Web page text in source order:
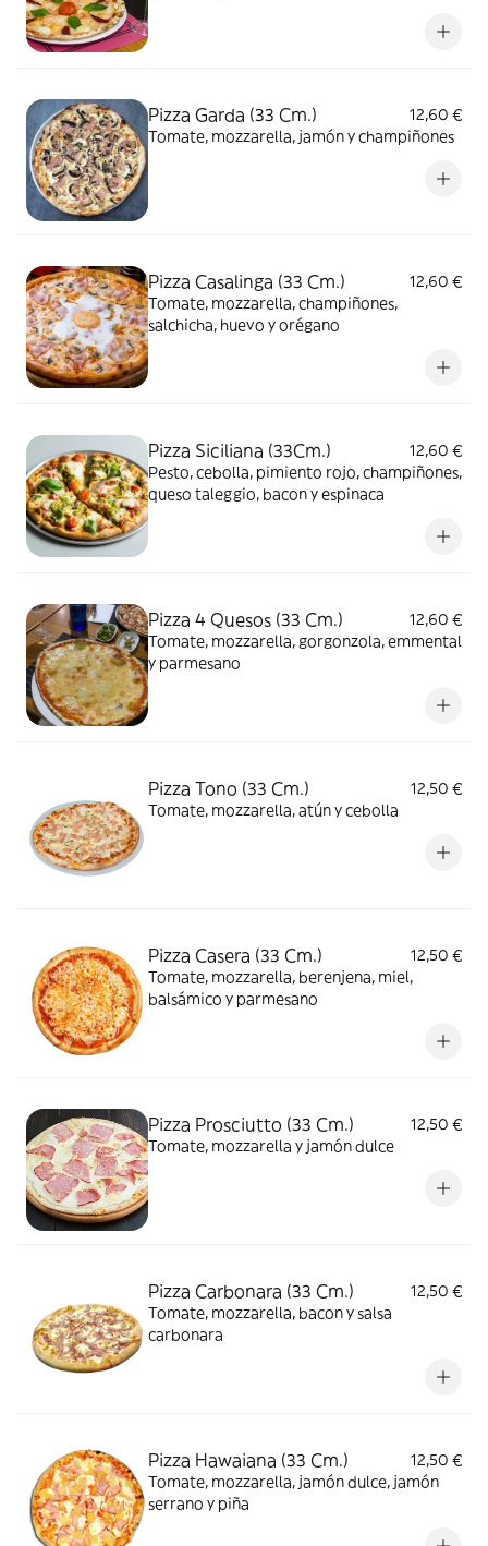
Pizza Garda (33 Cm.)
12,60 €
Tomate, mozzarella, jamón y champiñones
Pizza Casalinga (33 Cm.)
12,60 €
Tomate, mozzarella, champiñones,
salchicha, huevo y orégano
Pizza Siciliana (33Cm.)
12,60 €
Pesto, cebolla, pimiento rojo, champiñones,
queso taleggio, bacon y espinaca
Pizza 4 Quesos (33 Cm.)
12,60 €
Tomate, mozzarella, gorgonzola, emmental
y parmesano
Pizza Tono (33 Cm.)
12,50 €
Tomate, mozzarella, atún y cebolla
Pizza Casera (33 Cm.)
12,50 €
Tomate, mozzarella, berenjena, miel,
balsámico y parmesano
Pizza Prosciutto (33 Cm.)
12,50 €
Tomate, mozzarella y jamón dulce
Pizza Carbonara (33 Cm.)
12,50 €
Tomate, mozzarella, bacon y salsa
carbonara
Pizza Hawaiana (33 Cm.)
12,50 €
Tomate, mozzarella, jamón dulce, jamón
serrano y piña